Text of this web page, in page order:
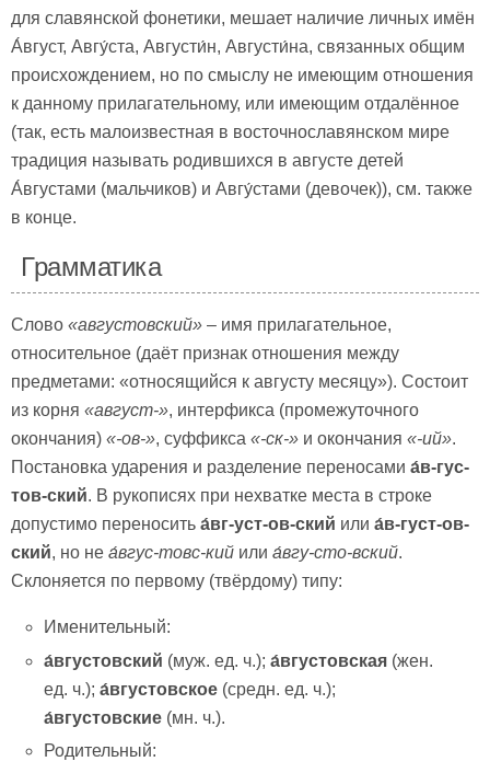
для славянской фонетики, мешает наличие личных имён
А́вгуст, Авгу́ста, Августи́н, Августи́на, связанных общим
происхождением, но по смыслу не имеющим отношения
к данному прилагательному, или имеющим отдалённое
(так, есть малоизвестная в восточнославянском мире
традиция называть родившихся в августе детей
А́вгустами (мальчиков) и Авгу́стами (девочек)), см. также
в конце.
Грамматика
Слово «августовский» – имя прилагательное,
относительное (даёт признак отношения между
предметами: «относящийся к августу месяцу»). Состоит
из корня «август-», интерфикса (промежуточного
окончания) «-ов-», суффикса «-ск-» и окончания «-ий».
Постановка ударения и разделение переносами а́в-гус-
тов-ский. В рукописях при нехватке места в строке
допустимо переносить а́вг-уст-ов-ский или а́в-густ-ов-
ский, но не а́вгус-товс-кий или а́вгу-сто-вский.
Склоняется по первому (твёрдому) типу:
Именительный:
а́вгустовский (муж. ед. ч.);а́вгустовская (жен.
ед. ч.);а́вгустовское (средн. ед. ч.);
а́вгустовские (мн. ч.).
Родительный: